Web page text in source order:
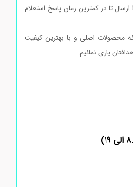
تا در کمترین زمان پاسخ استعلام
محصولات اصلی و با بهترین کیفیت
یاری نمائیم.